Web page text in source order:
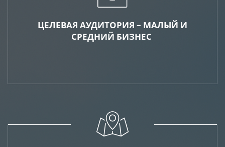
ЦЕЛЕВАЯ АУДИТОРИЯ – МАЛЫЙ И
СРЕДНИЙ БИЗНЕС